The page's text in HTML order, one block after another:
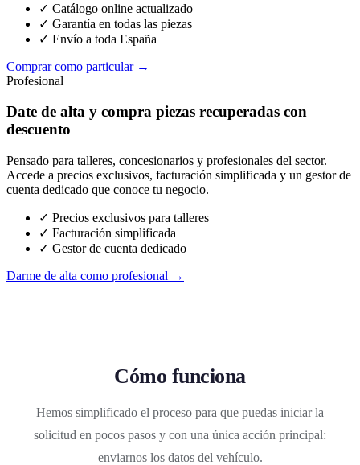
✓ Catálogo online actualizado
✓ Garantía en todas las piezas
✓ Envío a toda España
Comprar como particular →
Profesional
Date de alta y compra piezas recuperadas con
descuento
Pensado para talleres, concesionarios y profesionales del sector.
Accede a precios exclusivos, facturación simplificada y un gestor de
cuenta dedicado que conoce tu negocio.
✓ Precios exclusivos para talleres
✓ Facturación simplificada
✓ Gestor de cuenta dedicado
Darme de alta como profesional →
Cómo funciona
Hemos simplificado el proceso para que puedas iniciar la
solicitud en pocos pasos y con una única acción principal:
enviarnos los datos del vehículo.